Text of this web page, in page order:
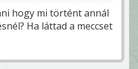
hogy mi történt annál
Ha láttad a meccset